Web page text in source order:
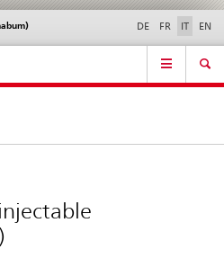
Contatto | Supporto &
aiuto
DE FR IT EN